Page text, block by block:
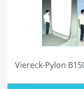
PYLONE B300CM
STIEL-PYLONE /
Viereck-Pylon